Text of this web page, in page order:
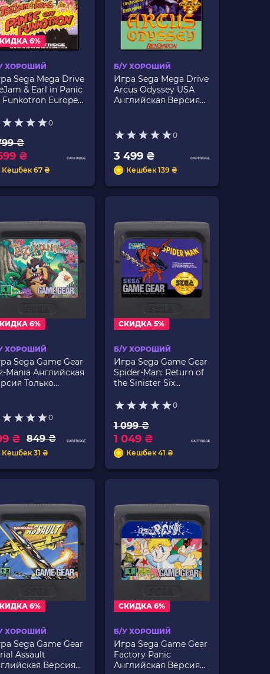
6%
ХОРОШИЙ
Sega Mega Drive
& Earl in Panic
Funkotron Europe
0
₴
₴
Кешбек 67 ₴
Б/У ХОРОШИЙ
Игра Sega Mega Drive
Arcus Odyssey USA
Английская Версия
0
3 499 ₴
Кешбек 139 ₴
6%
ХОРОШИЙ
Sega Game Gear
Mania Английская
Только
0
849 ₴
₴
Кешбек 31 ₴
СКИДКА 5%
Б/У ХОРОШИЙ
Игра Sega Game Gear
Spider-Man: Return of
the Sinister Six
Только Картридж Б/У
0
1 099 ₴
1 049 ₴
Кешбек 41 ₴
6%
ХОРОШИЙ
Sega Game Gear
Assault
Версия
СКИДКА 6%
Б/У ХОРОШИЙ
Игра Sega Game Gear
Factory Panic
Английская Версия